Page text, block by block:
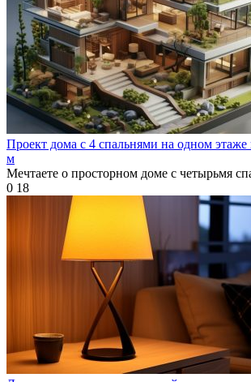
Проект дома с 4 спальнями на одном
м
Мечтаете о просторном доме с четырьмя
0 18